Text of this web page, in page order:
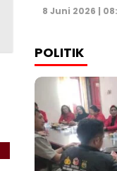
8 Juni 2026 |
POLITIK